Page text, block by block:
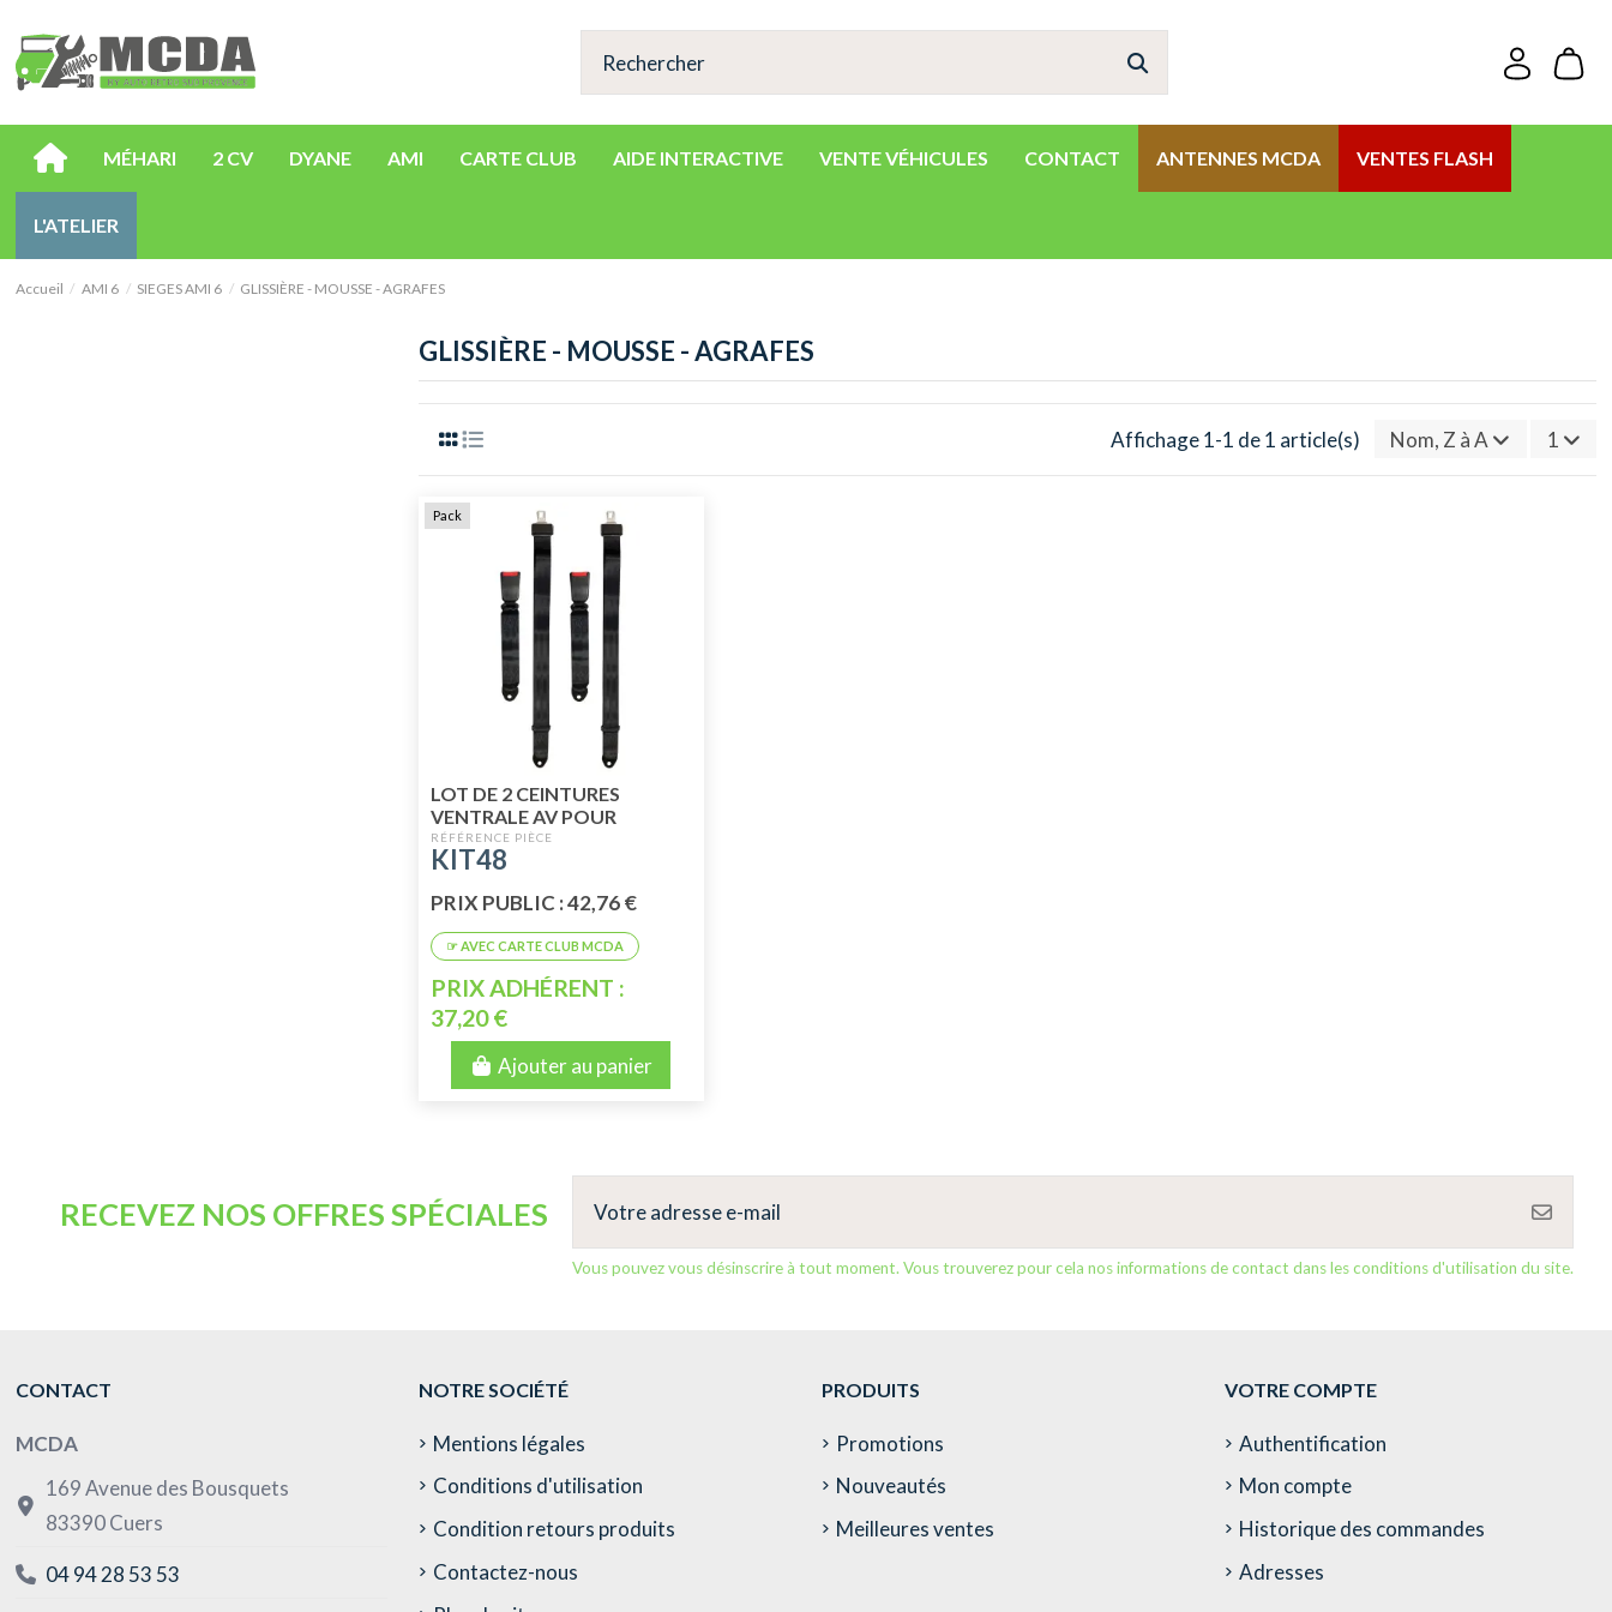
MÉHARI 2 CV DYANE AMI CARTE CLUB AIDE INTERACTIVE VENTE VÉHICULES CONTACT ANTENNES MCDA VENTES FLASH
L'ATELIER
Accueil AMI 6 SIEGES AMI 6 GLISSIÈRE - MOUSSE - AGRAFES
GLISSIÈRE - MOUSSE - AGRAFES
Affichage 1-1 de 1 article(s) Nom, Z à A 1
Pack
LOT DE 2 CEINTURES
VENTRALE AV POUR
MÉHARI ARRIÈRE POUR 2CV
KIT48
PRIX PUBLIC : 42,76 €
PRIX ADHÉRENT :
37,20 €
Ajouter au panier
RECEVEZ NOS OFFRES SPÉCIALES
Vous pouvez vous désinscrire à tout moment. Vous trouverez pour cela nos informations de contact dans les conditions d'utilisation du site.
CONTACT
MCDA
169 Avenue des Bousquets
83390 Cuers
04 94 28 53 53
NOTRE SOCIÉTÉ
Mentions légales
Conditions d'utilisation
Condition retours produits
Contactez-nous
PRODUITS
Promotions
Nouveautés
Meilleures ventes
VOTRE COMPTE
Authentification
Mon compte
Historique des commandes
Adresses